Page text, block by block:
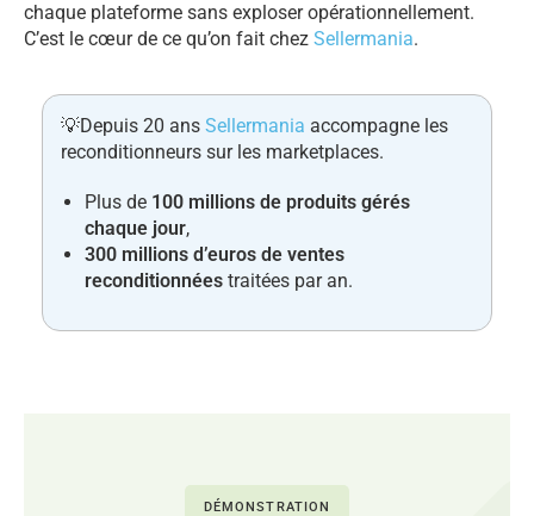
chaque plateforme sans exploser opérationnellement.
C’est le cœur de ce qu’on fait chez Sellermania.
💡Depuis 20 ans Sellermania accompagne les
reconditionneurs sur les marketplaces.
Plus de 100 millions de produits gérés
chaque jour,
300 millions d’euros de ventes
reconditionnées traitées par an.
DÉMONSTRATION